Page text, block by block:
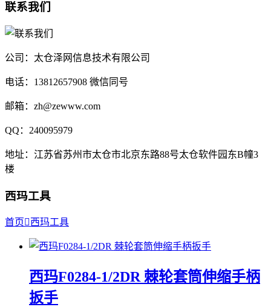
联系我们
公司：太仓泽网信息技术有限公司
电话：13812657908 微信同号
邮箱：zh@zewww.com
QQ：240095979
地址：江苏省苏州市太仓市北京东路88号太仓软件园东B幢3
楼
西玛工具
首页西玛工具
西玛F0284-1/2DR 棘轮套筒伸缩手柄
扳手